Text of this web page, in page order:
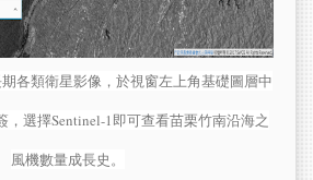
各類衛星影像，於視窗左上角基礎圖層中
，選擇Sentinel-1即可查看苗栗竹南沿海之
風機數量成長史。